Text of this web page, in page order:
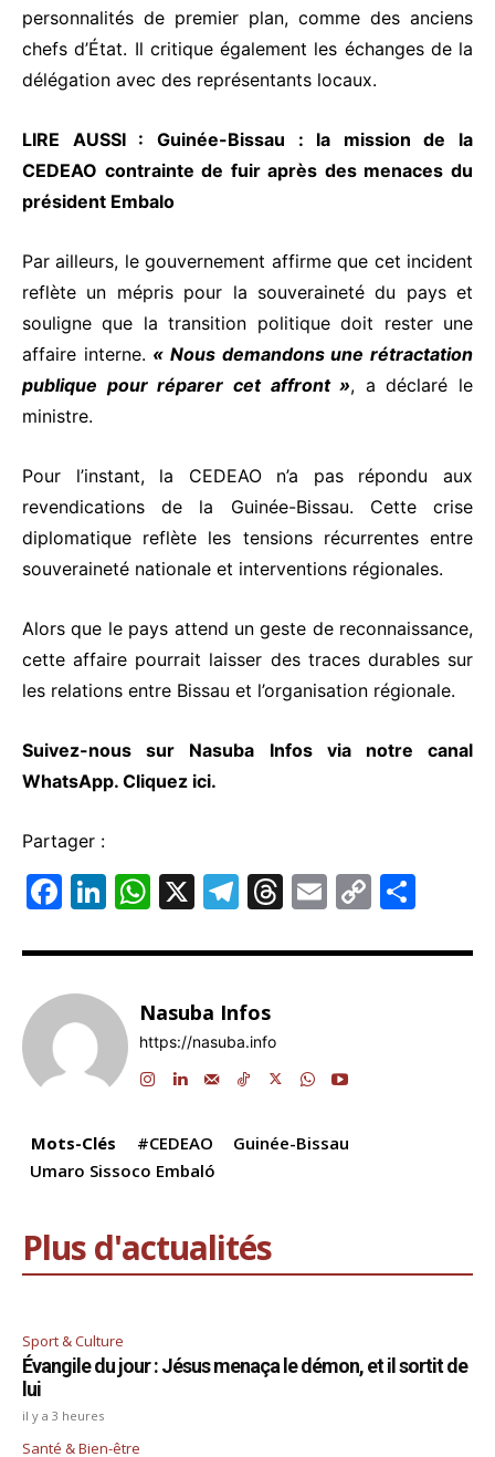
personnalités de premier plan, comme des anciens
chefs d’État. Il critique également les échanges de la
délégation avec des représentants locaux.
LIRE AUSSI : Guinée-Bissau : la mission de la
CEDEAO contrainte de fuir après des menaces du
président Embalo
Par ailleurs, le gouvernement affirme que cet incident
reflète un mépris pour la souveraineté du pays et
souligne que la transition politique doit rester une
affaire interne. « Nous demandons une rétractation
publique pour réparer cet affront », a déclaré le
ministre.
Pour l’instant, la CEDEAO n’a pas répondu aux
revendications de la Guinée-Bissau. Cette crise
diplomatique reflète les tensions récurrentes entre
souveraineté nationale et interventions régionales.
Alors que le pays attend un geste de reconnaissance,
cette affaire pourrait laisser des traces durables sur
les relations entre Bissau et l’organisation régionale.
Suivez-nous sur Nasuba Infos via notre canal
WhatsApp. Cliquez ici.
Partager :
F
c
e
b
o
k
Li
k
e
dI
n
W
at
s
A
p
X
T
e
gr
a
m
T
e
s
E
ai
C
p ta
Nasuba Infos
https://nasuba.info
Mots-Clés #CEDEAO
Guinée-Bissau
Umaro Sissoco Embaló
Plus d'actualités
Sport & Culture
Évangile du jour : Jésus menaça le démon, et il sortit de
lui
il y a 3 heures
Santé & Bien-être